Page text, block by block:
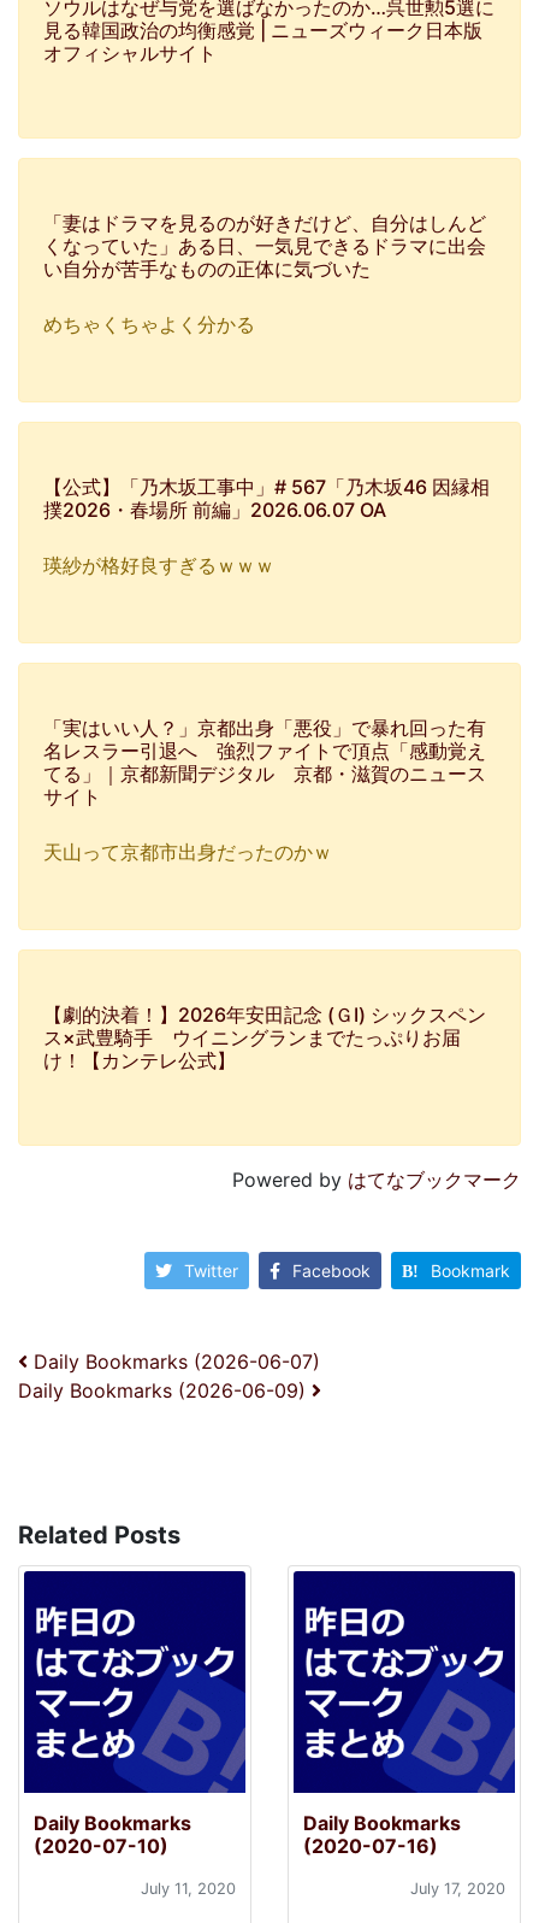
ソウルはなぜ与党を選ばなかったのか…呉世勲5選に
見る韓国政治の均衡感覚 | ニューズウィーク日本版
オフィシャルサイト
「妻はドラマを見るのが好きだけど、自分はしんど
くなっていた」ある日、一気見できるドラマに出会
い自分が苦手なものの正体に気づいた
めちゃくちゃよく分かる
【公式】「乃木坂工事中」# 567「乃木坂46 因縁相
撲2026・春場所 前編」2026.06.07 OA
瑛紗が格好良すぎるｗｗｗ
「実はいい人？」京都出身「悪役」で暴れ回った有
名レスラー引退へ 強烈ファイトで頂点「感動覚え
てる」｜京都新聞デジタル 京都・滋賀のニュース
サイト
天山って京都市出身だったのかｗ
【劇的決着！】2026年安田記念 (ＧⅠ) シックスペン
ス×武豊騎手 ウイニングランまでたっぷりお届
け！【カンテレ公式】
Powered by はてなブックマーク
Twitter Facebook Bookmark
投稿ナビゲーション
Daily Bookmarks (2026-06-07)
Daily Bookmarks (2026-06-09)
Related Posts
Daily Bookmarks
(2020-07-10)
July 11, 2020
Daily Bookmarks
(2020-07-16)
July 17, 2020